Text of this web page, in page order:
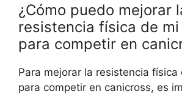
¿Cómo puedo mejorar
resistencia física de
para competir en
Para mejorar la resistencia física
para competir en canicross, es